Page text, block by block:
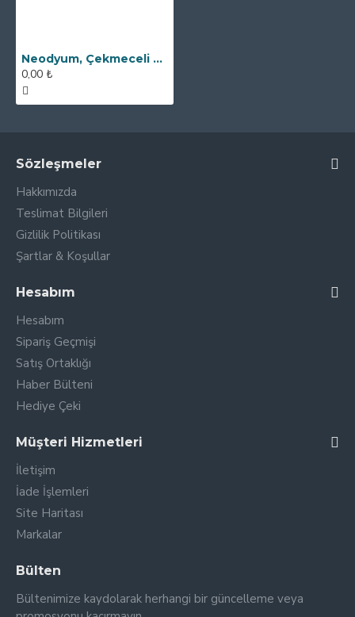
Neodyum, Çekmeceli Kovan Tipi Elek Mıknatıs
0,00 ₺
Sözleşmeler
Hakkımızda
Teslimat Bilgileri
Gizlilik Politikası
Şartlar & Koşullar
Hesabım
Hesabım
Sipariş Geçmişi
Satış Ortaklığı
Haber Bülteni
Hediye Çeki
Müşteri Hizmetleri
İletişim
İade İşlemleri
Site Haritası
Markalar
Bülten
Bültenimize kaydolarak herhangi bir güncelleme veya